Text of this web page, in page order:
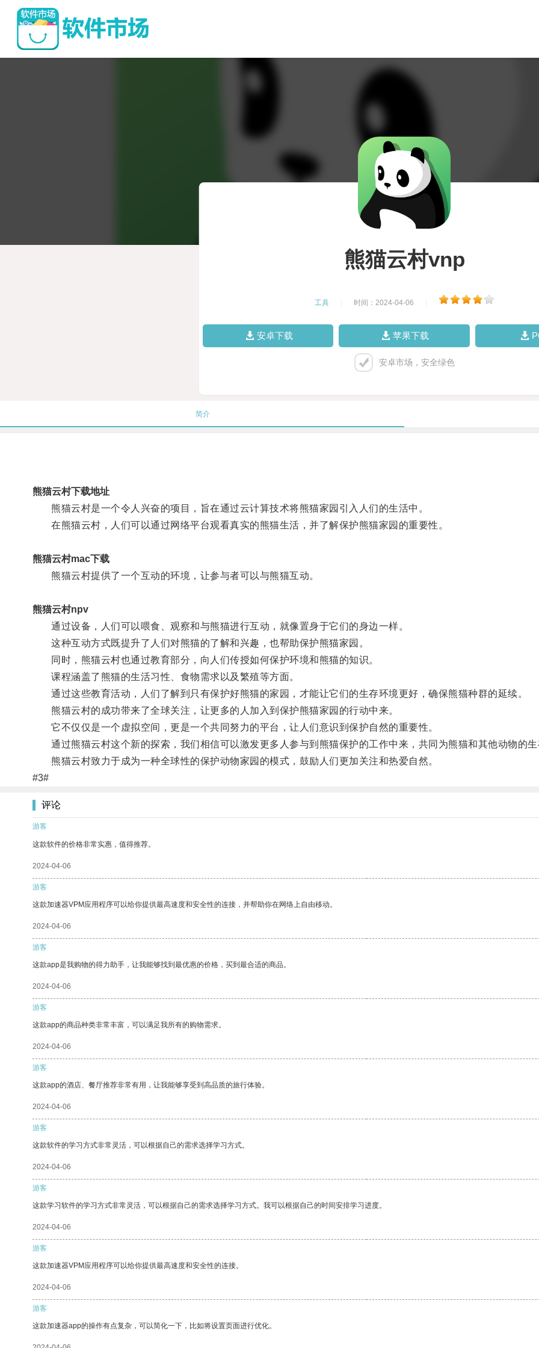
熊猫云村vnp
工具 时间：2024-04-06
安卓下载 苹果下载
安卓市场，安全绿色
简介
熊猫云村下载地址
熊猫云村是一个令人兴奋的项目，旨在通过云计算技术将熊猫家园引入人们的生活中。
在熊猫云村，人们可以通过网络平台观看真实的熊猫生活，并了解保护熊猫家园的重要性。
熊猫云村mac下载
熊猫云村提供了一个互动的环境，让参与者可以与熊猫互动。
熊猫云村npv
通过设备，人们可以喂食、观察和与熊猫进行互动，就像置身于它们的身边一样。
这种互动方式既提升了人们对熊猫的了解和兴趣，也帮助保护熊猫家园。
同时，熊猫云村也通过教育部分，向人们传授如何保护环境和熊猫的知识。
课程涵盖了熊猫的生活习性、食物需求以及繁殖等方面。
通过这些教育活动，人们了解到只有保护好熊猫的家园，才能让它们的生存环境更好，确保熊猫种群的延续。
熊猫云村的成功带来了全球关注，让更多的人加入到保护熊猫家园的行动中来。
它不仅仅是一个虚拟空间，更是一个共同努力的平台，让人们意识到保护自然的重要性。
通过熊猫云村这个新的探索，我们相信可以激发更多人参与到熊猫保护的工作中来，共同为熊猫和其他动物的生
熊猫云村致力于成为一种全球性的保护动物家园的模式，鼓励人们更加关注和热爱自然。
#3#
评论
游客
这款软件的价格非常实惠，值得推荐。
2024-04-06
游客
这款加速器VPM应用程序可以给你提供最高速度和安全性的连接，并帮助你在网络上自由移动。
2024-04-06
游客
这款app是我购物的得力助手，让我能够找到最优惠的价格，买到最合适的商品。
2024-04-06
游客
这款app的商品种类非常丰富，可以满足我所有的购物需求。
2024-04-06
游客
这款app的酒店、餐厅推荐非常有用，让我能够享受到高品质的旅行体验。
2024-04-06
游客
这款软件的学习方式非常灵活，可以根据自己的需求选择学习方式。
2024-04-06
游客
这款学习软件的学习方式非常灵活，可以根据自己的需求选择学习方式。我可以根据自己的时间安排学习进度。
2024-04-06
游客
这款加速器VPM应用程序可以给你提供最高速度和安全性的连接。
2024-04-06
游客
这款加速器app的操作有点复杂，可以简化一下，比如将设置页面进行优化。